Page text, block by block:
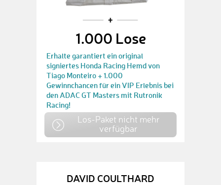
1.000 Lose
Erhalte garantiert ein original
signiertes Honda Racing Hemd von
Tiago Monteiro + 1.000
Gewinnchancen für ein VIP Erlebnis bei
den ADAC GT Masters mit Rutronik
Racing!
Los-Paket nicht mehr
verfügbar
DAVID COULTHARD